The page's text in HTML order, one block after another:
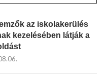
az iskolakerülés
kezelésében látják a